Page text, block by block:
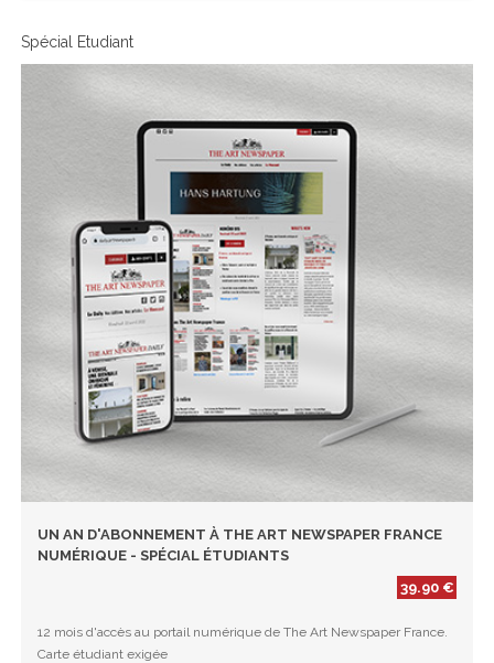
Spécial Etudiant
UN AN D'ABONNEMENT À THE ART NEWSPAPER FRANCE
NUMÉRIQUE - SPÉCIAL ÉTUDIANTS
39.90 €
12 mois d'accès au portail numérique de The Art Newspaper France.
Carte étudiant exigée